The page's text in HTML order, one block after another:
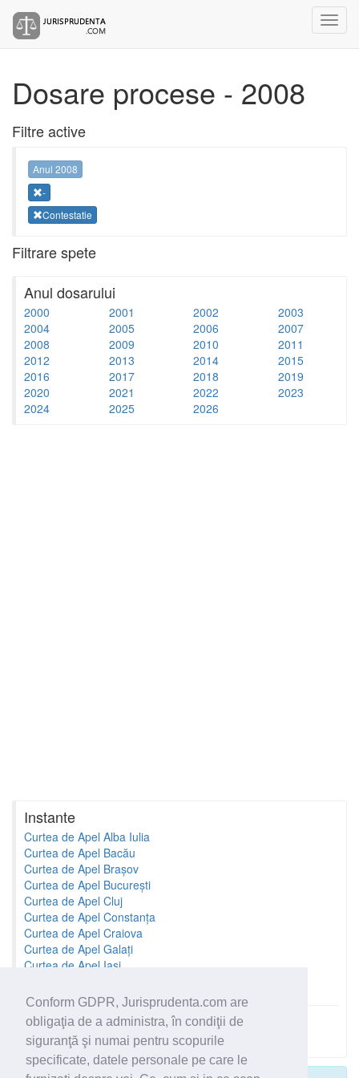
Conform GDPR, Jurisprudenta.com are
obligaţia de a administra, în condiţii de
siguranţă şi numai pentru scopurile
specificate, datele personale pe care le
Dosare procese - 2008
Filtre active
Anul 2008
-
Contestatie
Filtrare spete
Anul dosarului
2000 2001 2002
2003
2004
2005 2006
2007
2008
2009 2010
2011
2012
2013 2014
2015
2016
2017 2018
2019
2020
2021 2022
2023
2024
2025 2026
Instante
Curtea de Apel Alba Iulia
Curtea de Apel Bacău
Curtea de Apel Brașov
Curtea de Apel București
Curtea de Apel Cluj
Curtea de Apel Constanța
Curtea de Apel Craiova
Curtea de Apel Galați
Curtea de Apel Iași
Toate instantele